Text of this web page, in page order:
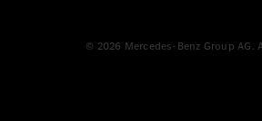
© 2026 Mercedes-Benz Group AG.